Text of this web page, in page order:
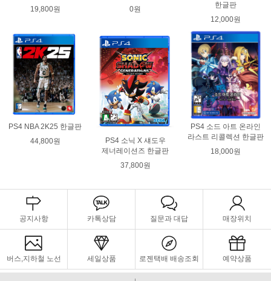
19,800원
0원
한글판
12,000원
PS4 NBA 2K25 한글판
44,800원
PS4 소닉 X 섀도우
제너레이션즈 한글판
37,800원
PS4 소드 아트 온라인
라스트 리콜렉션 한글판
18,000원
공지사항 카톡상담 질문과 대답 매장위치
버스,지하철 노선 세일상품 로젠택배 배송조회 예약상품